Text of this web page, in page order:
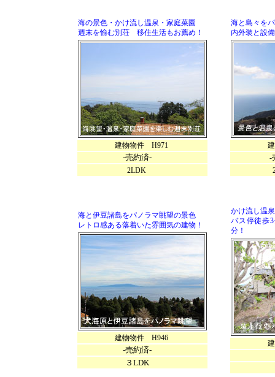
海の景色・かけ流し温泉・家庭菜園
週末を愉む別荘 移住生活もお薦め！
建物物件 H971
-売約済-
2LDK
海と島々を
内外装と設
建物
-売
2Ｌ
海と伊豆諸島をパノラマ眺望の景色
レトロ感ある落着いた雰囲気の建物！
建物物件 H946
-売約済-
３LDK
かけ流し温
バス停徒歩
分！
建物